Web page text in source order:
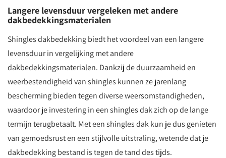
Langere levensduur vergeleken met andere
dakbedekkingsmaterialen
Shingles dakbedekking biedt het voordeel van een langere
levensduur in vergelijking met andere
dakbedekkingsmaterialen. Dankzij de duurzaamheid en
weerbestendigheid van shingles kunnen ze jarenlang
bescherming bieden tegen diverse weersomstandigheden,
waardoor je investering in een shingles dak zich op de lange
termijn terugbetaalt. Met een shingles dak kun je dus genieten
van gemoedsrust en een stijlvolle uitstraling, wetende dat je
dakbedekking bestand is tegen de tand des tijds.